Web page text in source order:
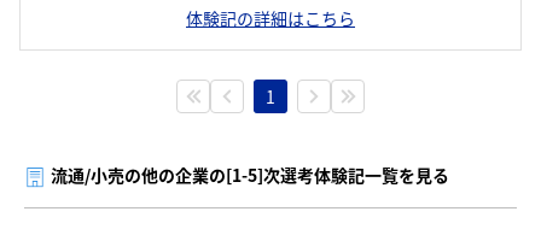
体験記の詳細はこちら
1
流通/小売の他の企業の[1-5]次選考体験記一覧を見る